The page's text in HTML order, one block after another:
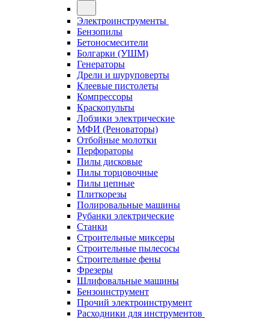
Электроинструменты
Бензопилы
Бетоносмесители
Болгарки (УШМ)
Генераторы
Дрели и шуруповерты
Клеевые пистолеты
Компрессоры
Краскопульты
Лобзики электрические
МФИ (Реноваторы)
Отбойные молотки
Перфораторы
Пилы дисковые
Пилы торцовочные
Пилы цепные
Плиткорезы
Полировальные машины
Рубанки электрические
Станки
Строительные миксеры
Строительные пылесосы
Строительные фены
Фрезеры
Шлифовальные машины
Бензоинструмент
Прочий электроинструмент
Расходники для инструментов